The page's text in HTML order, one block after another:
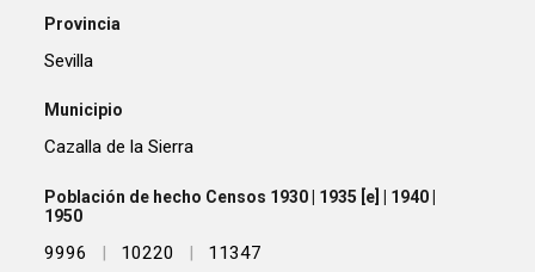
Provincia
Sevilla
Municipio
Cazalla de la Sierra
Población de hecho Censos 1930 | 1935 [e] | 1940 |
1950
9996 | 10220 | 11347